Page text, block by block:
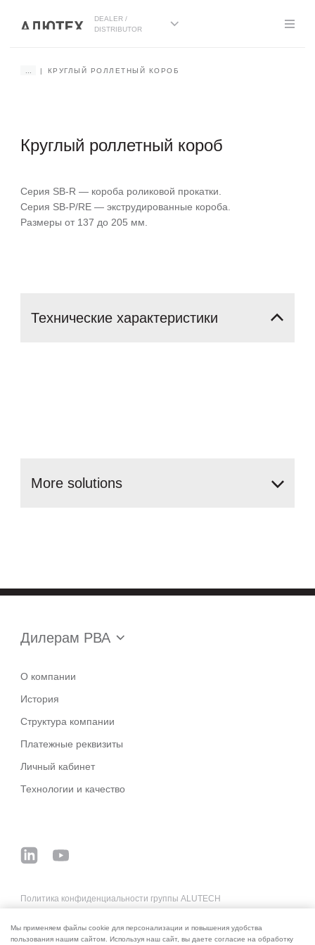
DEALER /
DISTRIBUTOR
КРУГЛЫЙ РОЛЛЕТНЫЙ КОРОБ
Круглый роллетный короб
Серия SB-R — короба роликовой прокатки.
Серия SB-P/RE — экструдированные короба.
Размеры от 137 до 205 мм.
Технические характеристики
More solutions
Дилерам РВА
О компании
История
Структура компании
Платежные реквизиты
Личный кабинет
Технологии и качество
Политика конфиденциальности группы ALUTECH
Реквизиты для оплаты
Мы применяем файлы cookie для персонализации и повышения удобства
пользования нашим сайтом. Используя наш сайт, вы даете согласие на обработку